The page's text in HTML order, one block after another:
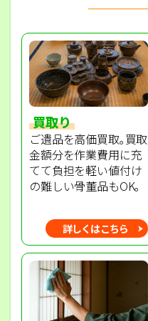
買取り
ご遺品を高価買取｡買取
金額分を作業費用に充
てて負担を軽い値付け
の難しい骨董品もOK｡
詳しくはこちら